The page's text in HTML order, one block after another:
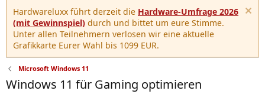
Hardwareluxx führt derzeit die Hardware-Umfrage 2026
(mit Gewinnspiel) durch und bittet um eure Stimme.
Unter allen Teilnehmern verlosen wir eine aktuelle
Grafikkarte Eurer Wahl bis 1099 EUR.
Microsoft Windows 11
Windows 11 für Gaming optimieren